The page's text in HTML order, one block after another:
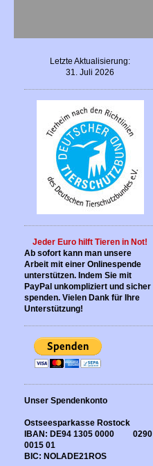
Letzte Aktualisierung:
31. Juli 2026
Jeder Euro hilft Tieren in Not!
Ab sofort kann man unsere
Arbeit mit einer Onlinespende
unterstützen. Indem Sie mit
PayPal unkompliziert und sicher
spenden. Vielen Dank für Ihre
Unterstützung!
Unser Spendenkonto
Ostseesparkasse Rostock
IBAN: DE94 1305 0000 0290
0015 01
BIC: NOLADE21ROS